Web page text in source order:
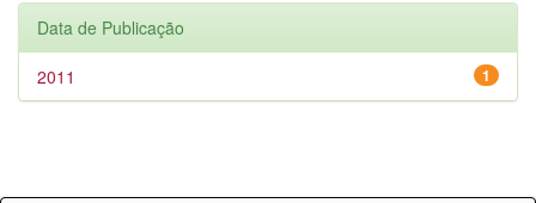
Data de Publicação
1
2011